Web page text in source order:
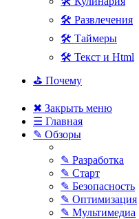
🛠 Развлечения
🛠 Таймеры
🛠 Текст и Html
⛳ Почему
✖ Закрыть меню
☰ Главная
✎ Обзоры
✎ Разработка
✎ Старт
✎ Безопасность
✎ Оптимизация
✎ Мультимедиа